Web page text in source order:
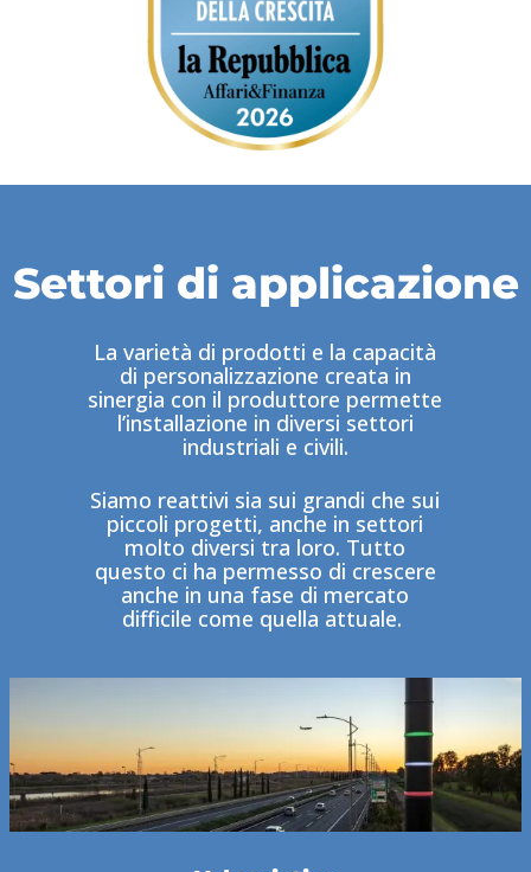
Settori di applicazione
La varietà di prodotti e la capacità
di personalizzazione creata in
sinergia con il produttore permette
l’installazione in diversi settori
industriali e civili.
Siamo reattivi sia sui grandi che sui
piccoli progetti, anche in settori
molto diversi tra loro. Tutto
questo ci ha permesso di crescere
anche in una fase di mercato
difficile come quella attuale.